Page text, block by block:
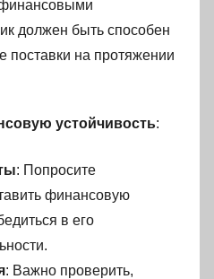
финансовыми
должен быть способен
поставки на протяжении
устойчивость:
: Попросите
финансовую
в его
: Важно проверить,